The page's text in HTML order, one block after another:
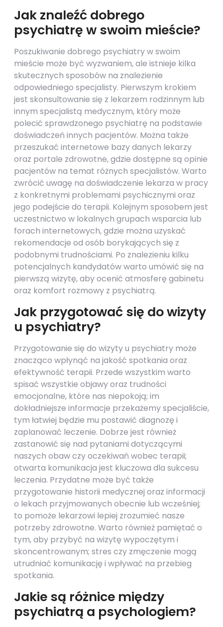
Jak znaleźć dobrego
psychiatrę w swoim mieście?
Poszukiwanie dobrego psychiatry w swoim
mieście może być wyzwaniem, ale istnieje kilka
skutecznych sposobów na znalezienie
odpowiedniego specjalisty. Pierwszym krokiem
jest skonsultowanie się z lekarzem rodzinnym lub
innym specjalistą medycznym, który może
polecić sprawdzonego psychiatrę na podstawie
doświadczeń innych pacjentów. Można także
przeszukać internetowe bazy danych lekarzy
oraz portale zdrowotne, gdzie dostępne są opinie
pacjentów na temat różnych specjalistów. Warto
zwrócić uwagę na doświadczenie lekarza w pracy
z konkretnymi problemami psychicznymi oraz
jego podejście do terapii. Kolejnym sposobem jest
uczestnictwo w lokalnych grupach wsparcia lub
forach internetowych, gdzie można uzyskać
rekomendacje od osób borykających się z
podobnymi trudnościami. Po znalezieniu kilku
potencjalnych kandydatów warto umówić się na
pierwszą wizytę, aby ocenić atmosferę gabinetu
oraz komfort rozmowy z psychiatrą.
Jak przygotować się do wizyty
u psychiatry?
Przygotowanie się do wizyty u psychiatry może
znacząco wpłynąć na jakość spotkania oraz
efektywność terapii. Przede wszystkim warto
spisać wszystkie objawy oraz trudności
emocjonalne, które nas niepokoją; im
dokładniejsze informacje przekażemy specjaliście,
tym łatwiej będzie mu postawić diagnozę i
zaplanować leczenie. Dobrze jest również
zastanowić się nad pytaniami dotyczącymi
naszych obaw czy oczekiwań wobec terapii;
otwarta komunikacja jest kluczowa dla sukcesu
leczenia. Przydatne może być także
przygotowanie historii medycznej oraz informacji
o lekach przyjmowanych obecnie lub wcześniej;
to pomoże lekarzowi lepiej zrozumieć nasze
potrzeby zdrowotne. Warto również pamiętać o
tym, aby przybyć na wizytę wypoczętym i
skoncentrowanym; stres czy zmęczenie mogą
utrudniać komunikację i wpływać na przebieg
spotkania.
Jakie są różnice między
psychiatrą a psychologiem?